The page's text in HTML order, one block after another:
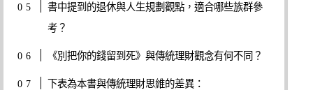
書中提到的退休與人生規劃觀點，適合哪些族群參
考？
《別把你的錢留到死》與傳統理財觀念有何不同？
下表為本書與傳統理財思維的差異：